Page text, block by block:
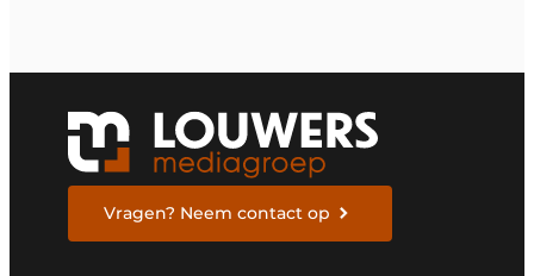
Vragen? Neem contact op